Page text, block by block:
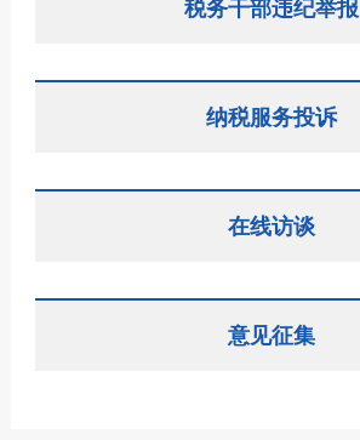
税务干部违纪举报
纳税服务投诉
在线访谈
意见征集